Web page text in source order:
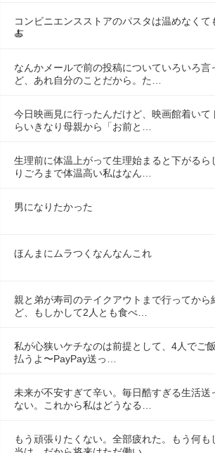
コンビニエンスストアのパスタは温めなくて
🍝
なんかメールで前の投稿についていろいろ言
ど、あれ自分のことだから。た…
今日映画見に行ったんだけど、映画館着いて
らいきなり母親から「お前と…
生理前に体温上がって生理始まると下がるら
りごろまで体温高い私はなん…
男になりたかった
ほんまにムラつくなんなんこれ
親と弟が寿司のテイクアウトまで行ってから
ど、もしかして2人とも食べ…
私が心狭いケチなのは前提として、4人でご
払うよ〜PayPay送っ…
未来が不安すぎて辛い。毎日酷すぎる生活送
ない。これから私はどうなる…
もう頑張りたくない。全部疲れた。もう何も